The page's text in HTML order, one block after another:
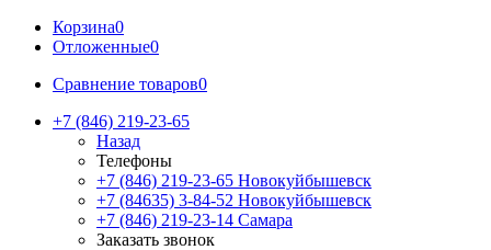
Корзина0
Отложенные0
Сравнение товаров0
+7 (846) 219-23-65
Назад
Телефоны
+7 (846) 219-23-65 Новокуйбышевск
+7 (84635) 3-84-52 Новокуйбышевск
+7 (846) 219-23-14 Самара
Заказать звонок